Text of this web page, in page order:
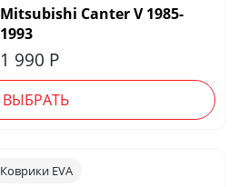
Mitsubishi Canter V 1985-
1993
1 990 Р
ВЫБРАТЬ
Коврики EVA